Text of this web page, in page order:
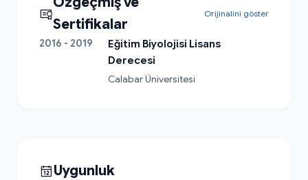
Sertifikalar
Orijinalini göster
2016 - 2019
Eğitim Biyolojisi Lisans
Derecesi
Calabar Üniversitesi
Uygunluk